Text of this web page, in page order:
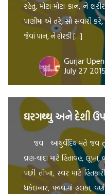
રહેતું, મોટા-મોટા કાન, ને
પાણીમાં એ તરે, સૌ સવારી
જેવાં પાન, ને શેરડી […]
Gurjar
July 27 2015
જવ આયુર્વેદિય મતે જવ
વ્રણ-ચાંદા માટે હિતાવહ, લૂખા,
પછી તીખા, સ્વર માટે
ધકેલનાર, પચવામાં હલકા,